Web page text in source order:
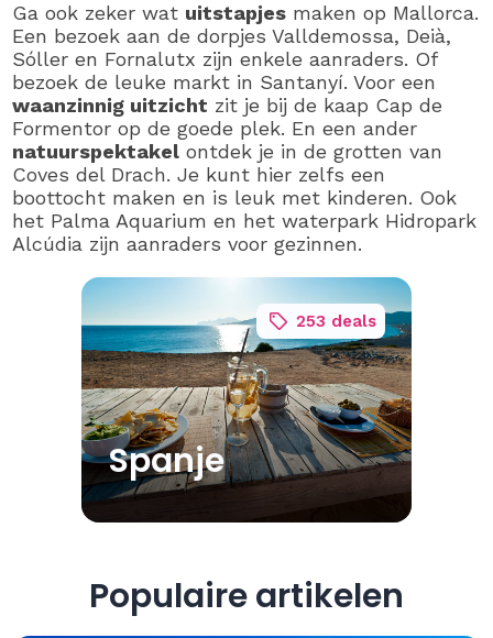
Ga ook zeker wat uitstapjesmaken op Mallorca.
Een bezoek aan de dorpjes Valldemossa, Deià,
Sóller en Fornalutx zijn enkele aanraders. Of
bezoek de leuke markt in Santanyí. Voor een
waanzinnig uitzicht zit je bij de kaap Cap de
Formentor op de goede plek. En een ander
natuurspektakelontdek je in de grotten van
Coves del Drach. Je kunt hier zelfs een
boottocht maken en is leuk met kinderen. Ook
het Palma Aquarium en het waterpark Hidropark
Alcúdia zijn aanraders voor gezinnen.
253 deals
Spanje
Populaire artikelen